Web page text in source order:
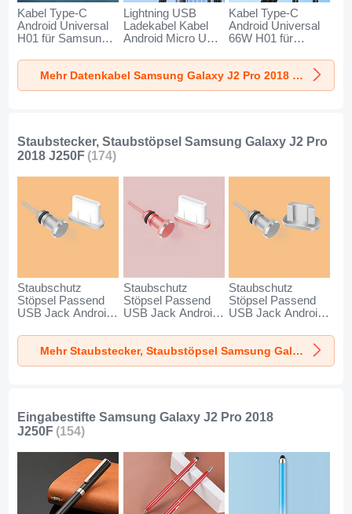
Kabel Type-C
Android Universal
H01 für Samsung
2018 J250F
Dunkelgrau
Lightning USB
Ladekabel Kabel
Android Micro USB
für Samsung
Galaxy J2 Pro
2018 J250F
Kabel Type-C
Android Universal
66W H01 für
J2 Pro 2018 J250F
Schwarz
Mehr Datenkabel Samsung Galaxy J2 Pro 2018 J250F
Staubstecker, Staubstöpsel Samsung Galaxy J2 Pro
2018 J250F (174)
Staubschutz
Stöpsel Passend
USB Jack Android
für Samsung
Galaxy J2 Pro
2018 J250F Silber
Staubschutz
Stöpsel Passend
USB Jack Android
für Samsung
Galaxy J2 Pro
2018 J250F
Staubschutz
Stöpsel Passend
USB Jack Android
Samsung Galaxy
J2 Pro 2018 J250F
Silber
Mehr Staubstecker, Staubstöpsel Samsung Galaxy J2 Pro 2018 J250F
Eingabestifte Samsung Galaxy J2 Pro 2018
J250F (154)